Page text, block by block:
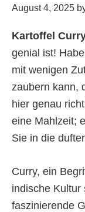
August 4, 2025
Kartoffel
genial ist!
mit wenigen
zaubern kann,
hier genau
eine Mahlzeit;
Sie in die
Curry, ein
indische Kultur
faszinierende